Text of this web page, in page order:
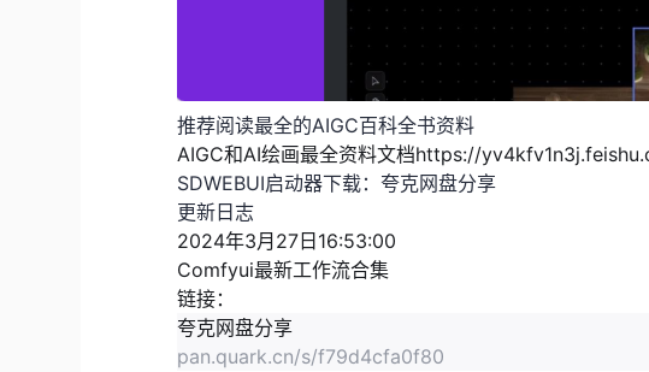
推荐阅读最全的AIGC百科全书资料
AIGC和AI绘画最全资料文档https://
SDWEBUI启动器下载：夸克网盘分享
更新日志
2024年3月27日16:53:00
Comfyui最新工作流合集
链接：
夸克网盘分享
pan.quark.cn/s/f79d4cfa0f80